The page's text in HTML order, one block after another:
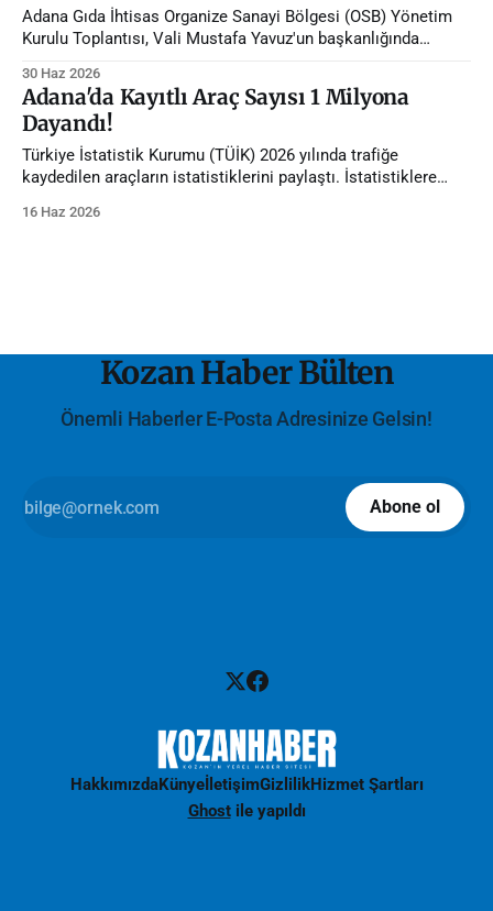
Adana Gıda İhtisas Organize Sanayi Bölgesi (OSB) Yönetim
Kurulu Toplantısı, Vali Mustafa Yavuz'un başkanlığında
30 Haz 2026
Adana'da Kayıtlı Araç Sayısı 1 Milyona
Dayandı!
Türkiye İstatistik Kurumu (TÜİK) 2026 yılında trafiğe
kaydedilen araçların istatistiklerini paylaştı. İstatistiklere
16 Haz 2026
Kozan Haber Bülten
Önemli Haberler E-Posta Adresinize Gelsin!
Abone ol
HakkımızdaKünyeİletişimGizlilikHizmet Şartları
Ghostile yapıldı